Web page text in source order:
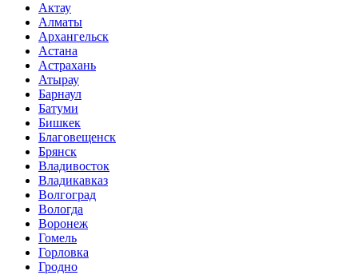
Актау
Алматы
Архангельск
Астана
Астрахань
Атырау
Барнаул
Батуми
Бишкек
Благовещенск
Брянск
Владивосток
Владикавказ
Волгоград
Вологда
Воронеж
Гомель
Горловка
Гродно